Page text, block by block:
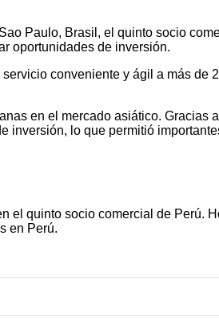
Paulo, Brasil, el quinto socio
oportunidades de inversión.
conveniente y ágil a más de
en el mercado asiático. Gracias
inversión, lo que permitió
el quinto socio comercial de Perú.
en Perú.